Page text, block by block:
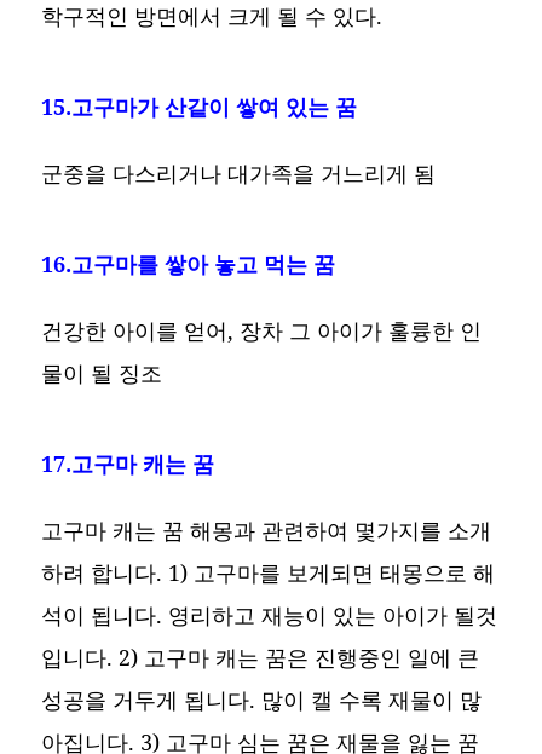
학구적인 방면에서 크게 될 수 있다.
15.고구마가 산같이 쌓여 있는 꿈
군중을 다스리거나 대가족을 거느리게 됨
16.고구마를 쌓아 놓고 먹는 꿈
건강한 아이를 얻어, 장차 그 아이가 훌륭한 인
물이 될 징조
17.고구마 캐는 꿈
고구마 캐는 꿈 해몽과 관련하여 몇가지를 소개
하려 합니다. 1) 고구마를 보게되면 태몽으로 해
석이 됩니다. 영리하고 재능이 있는 아이가 될것
입니다. 2) 고구마 캐는 꿈은 진행중인 일에 큰
성공을 거두게 됩니다. 많이 캘 수록 재물이 많
아집니다. 3) 고구마 심는 꿈은 재물을 잃는 꿈